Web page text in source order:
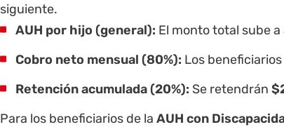
siguiente.
AUH por hijo (general): El monto total sube a
Cobro neto mensual (80%): Los
Retención acumulada (20%): Se retendrán
Para los beneficiarios de la AUH con